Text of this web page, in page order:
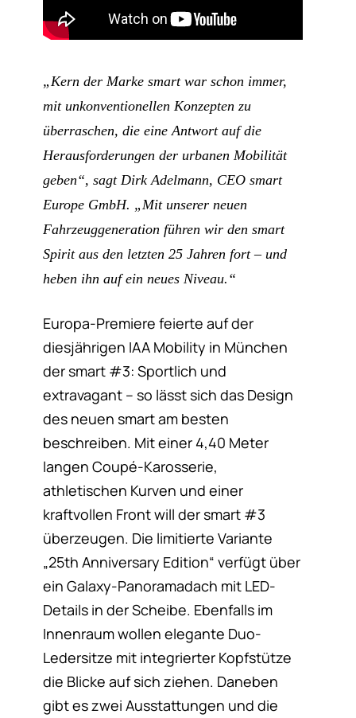
„Kern der Marke smart war schon immer,
mit unkonventionellen Konzepten zu
überraschen, die eine Antwort auf die
Herausforderungen der urbanen Mobilität
geben“, sagt Dirk Adelmann, CEO smart
Europe GmbH. „Mit unserer neuen
Fahrzeuggeneration führen wir den smart
Spirit aus den letzten 25 Jahren fort – und
heben ihn auf ein neues Niveau.“
Europa-Premiere feierte auf der
diesjährigen IAA Mobility in München
der smart #3: Sportlich und
extravagant – so lässt sich das Design
des neuen smart am besten
beschreiben. Mit einer 4,40 Meter
langen Coupé-Karosserie,
athletischen Kurven und einer
kraftvollen Front will der smart #3
überzeugen. Die limitierte Variante
„25th Anniversary Edition“ verfügt über
ein Galaxy-Panoramadach mit LED-
Details in der Scheibe. Ebenfalls im
Innenraum wollen elegante Duo-
Ledersitze mit integrierter Kopfstütze
die Blicke auf sich ziehen. Daneben
gibt es zwei Ausstattungen und die